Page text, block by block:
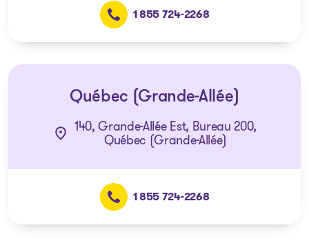
1 855 724-2268
Québec (Grande-Allée)
140, Grande-Allée Est, Bureau 200,
Québec (Grande-Allée)
1 855 724-2268